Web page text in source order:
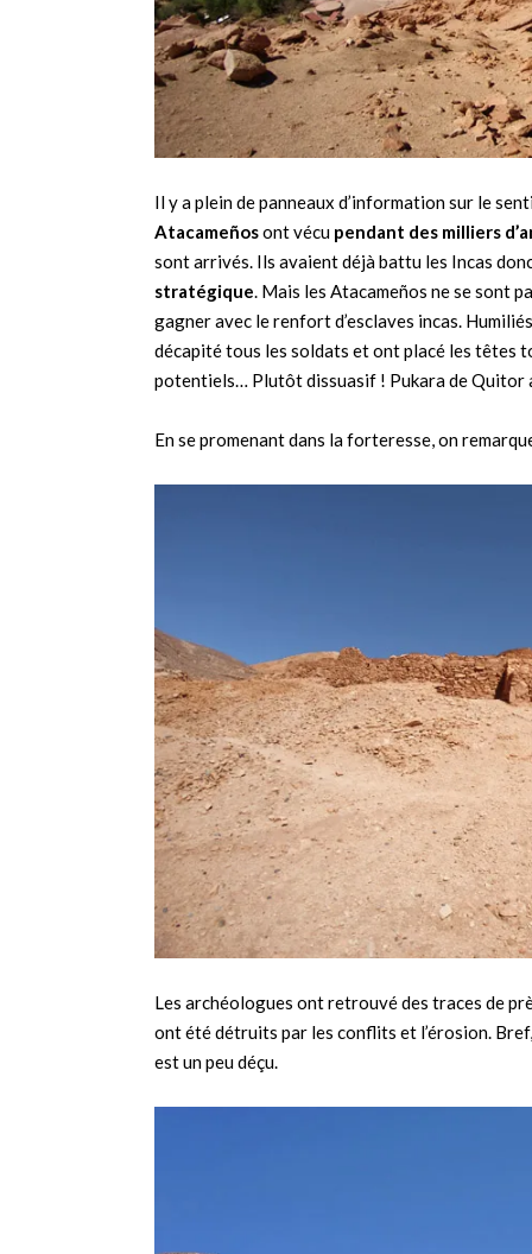
Il y a plein de panneaux d’information sur le
Atacameñosont vécu pendant des milliers
sont arrivés. Ils avaient déjà battu les Incas
stratégique. Mais les Atacameños ne se sont
gagner avec le renfort d’esclaves incas.
décapité tous les soldats et ont placé les têtes
potentiels… Plutôt dissuasif ! Pukara de Quitor
En se promenant dans la forteresse, on
Les archéologues ont retrouvé des traces de
ont été détruits par les conflits et l’érosion.
est un peu déçu.